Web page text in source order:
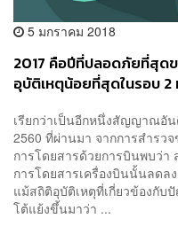
5 มกราคม 2018
2017 คือปีที่ปลอดภัยที่สุด
อุบัติเหตุน้อยที่สุดในรอบ 2
เรียกว่าเป็นอีกหนึ่งสัญญาณอั
2560 ที่ผ่านมา จากการสำรว
การโดยสารด้วยการบินพบว่า
การโดยสารเครื่องบินนั้นลด
แม้สถิติอุบัติเหตุที่เกี่ยวข้องกั
โต้แย้งขึ้นมาว่า ...